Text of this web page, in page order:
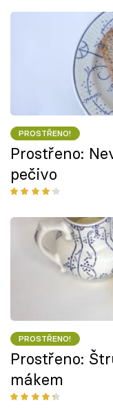
PROSTŘENO!
Prostřeno:
pečivo
PROSTŘENO!
Prostřeno:
mákem